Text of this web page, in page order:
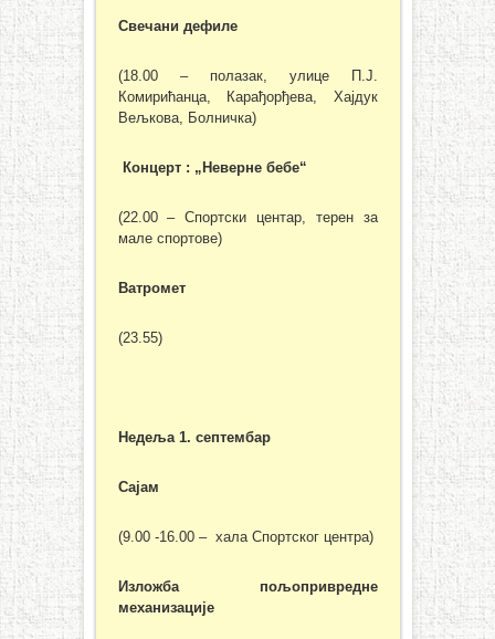
Свечани дефиле
(18.00 – полазак, улице П.Ј.
Комирићанца, Карађорђева, Хајдук
Вељкова, Болничка)
Концерт : „Неверне бебе“
(22.00 – Спортски центар, терен за
мале спортове)
Ватромет
(23.55)
Недеља 1. септембар
Сајам
(9.00 -16.00 – хала Спортског центра)
Изложба пољопривредне
механизације